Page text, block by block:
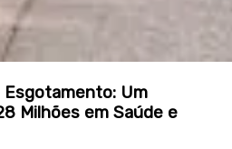
Esgotamento: Um
Milhões em Saúde e